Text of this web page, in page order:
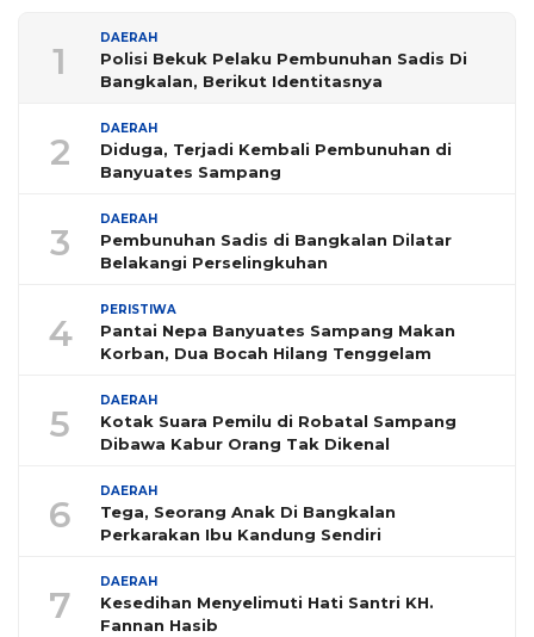
1
DAERAH
Polisi Bekuk Pelaku Pembunuhan Sadis Di
Bangkalan, Berikut Identitasnya
2
DAERAH
Diduga, Terjadi Kembali Pembunuhan di
Banyuates Sampang
3
DAERAH
Pembunuhan Sadis di Bangkalan Dilatar
Belakangi Perselingkuhan
4
PERISTIWA
Pantai Nepa Banyuates Sampang Makan
Korban, Dua Bocah Hilang Tenggelam
5
DAERAH
Kotak Suara Pemilu di Robatal Sampang
Dibawa Kabur Orang Tak Dikenal
6
DAERAH
Tega, Seorang Anak Di Bangkalan
Perkarakan Ibu Kandung Sendiri
7
DAERAH
Kesedihan Menyelimuti Hati Santri KH.
Fannan Hasib